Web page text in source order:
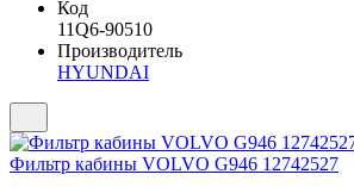
Код
11Q6-90510
Производитель
HYUNDAI
Фильтр кабины VOLVO G946 12742527